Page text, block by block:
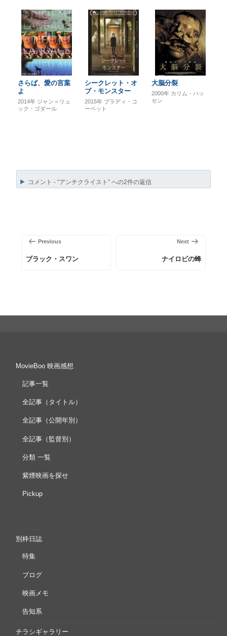
さらば、愛の言葉
よ
2014年 ジャン＝リュ
ック・ゴダール
シークレット・オ
ブ・モンスター
2015年 ブラディ・コ
ーベット
大脳分裂
2000年 カリム・ハッ
セン
コメント - “アンチクライスト” への2件の返信
ョ
前
の
Previous
ブラック・スワン
Next
ナイロビの蜂
MovieBoo 映画感想
記事一覧
全記事（タイトル）
全記事（公開年別）
全記事（監督別）
分類 一覧
紫煙映画を探せ
Pickup
別枠日誌
特集
ブログ
映画メモ
告知系
チラシギャラリー